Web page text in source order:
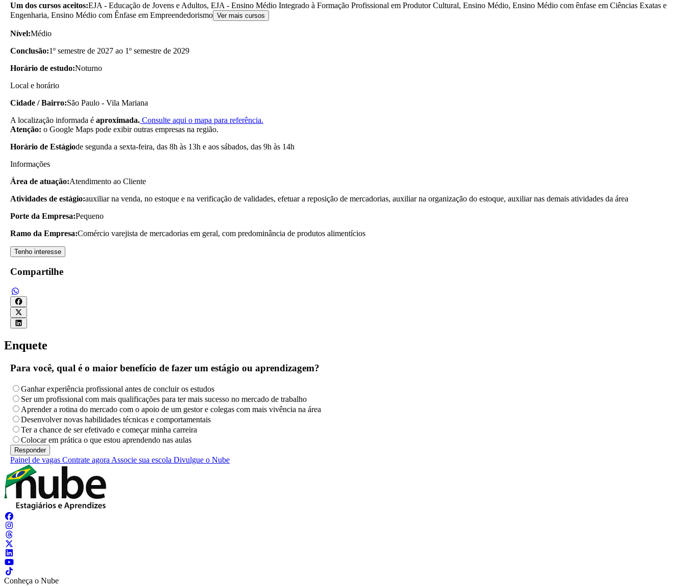
Um dos cursos aceitos:EJA - Educação de Jovens e Adultos, EJA - Ensino Médio Integrado à Formação Profissional em Produtor Cultural, Ensino Médio, Ensino Médio com ênfase em Ciências Exatas e
Engenharia, Ensino Médio com Ênfase em Empreendedorismo Ver mais cursos
Nível:Médio
Conclusão:1º semestre de 2027 ao 1º semestre de 2029
Horário de estudo:Noturno
Local e horário
Cidade / Bairro:São Paulo - Vila Mariana
A localização informada é aproximada. Consulte aqui o mapa para referência.
Atenção: o Google Maps pode exibir outras empresas na região.
Horário de Estágiode segunda a sexta-feira, das 8h às 13h e aos sábados, das 9h às 14h
Informações
Área de atuação:Atendimento ao Cliente
Atividades de estágio:auxiliar na venda, no estoque e na verificação de validades, efetuar a reposição de mercadorias, auxiliar na organização do estoque, auxiliar nas demais atividades da área
Porte da Empresa:Pequeno
Ramo da Empresa:Comércio varejista de mercadorias em geral, com predominância de produtos alimentícios
Tenho interesse
Compartilhe
Enquete
Para você, qual é o maior benefício de fazer um estágio ou aprendizagem?
Ganhar experiência profissional antes de concluir os estudos
Ser um profissional com mais qualificações para ter mais sucesso no mercado de trabalho
Aprender a rotina do mercado com o apoio de um gestor e colegas com mais vivência na área
Desenvolver novas habilidades técnicas e comportamentais
Ter a chance de ser efetivado e começar minha carreira
Colocar em prática o que estou aprendendo nas aulas
Painel de vagas Contrate agora Associe sua escola Divulgue o Nube
Conheça o Nube